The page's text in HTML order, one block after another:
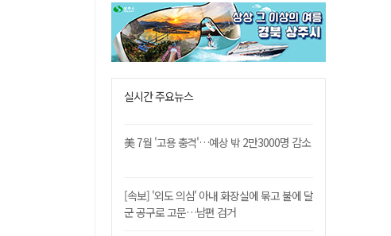
실시간 주요뉴스
美 7월 '고용 충격'…예상 밖 2만3000명 감소
[속보] '외도 의심' 아내 화장실에 묶고 불에 달
군 공구로 고문…남편 검거